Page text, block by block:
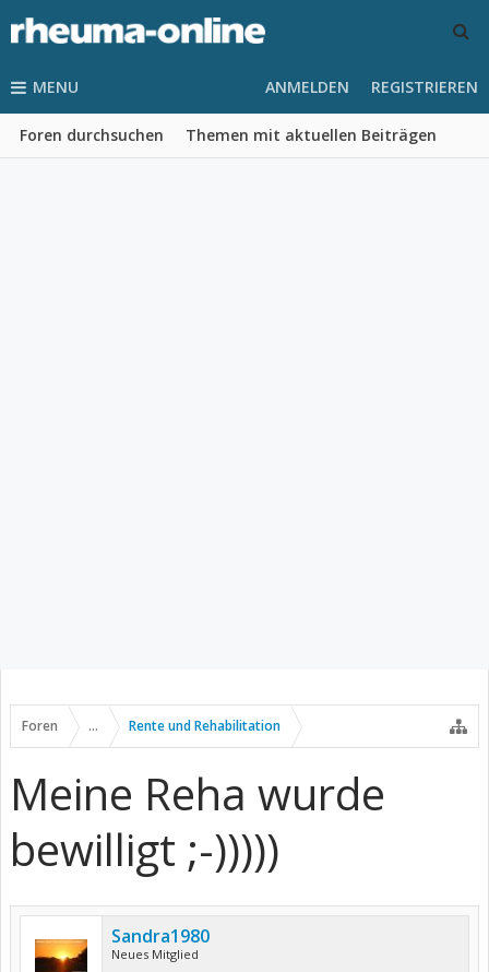
MENU
Foren durchsuchen Themen mit aktuellen Beiträgen
ANMELDEN REGISTRIEREN
Foren ... Rente und Rehabilitation
Meine Reha wurde
bewilligt ;-)))))
Sandra1980
Neues Mitglied